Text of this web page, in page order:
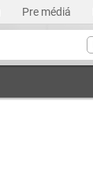
Pre médiá